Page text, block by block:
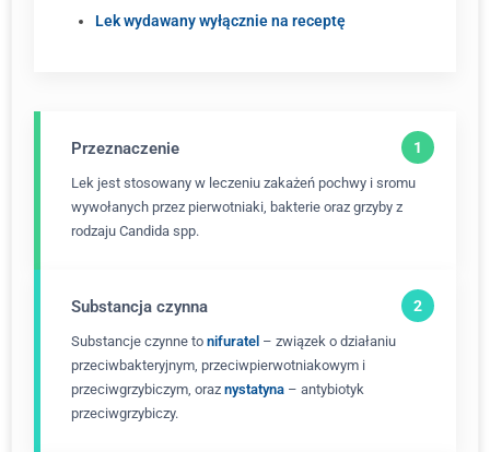
Lek wydawany wyłącznie na receptę
Przeznaczenie
Lek jest stosowany w leczeniu zakażeń pochwy i sromu
wywołanych przez pierwotniaki, bakterie oraz grzyby z
rodzaju Candida spp.
Substancja czynna
Substancje czynne to nifuratel – związek o działaniu
przeciwbakteryjnym, przeciwpierwotniakowym i
przeciwgrzybiczym, oraz nystatyna – antybiotyk
przeciwgrzybiczy.